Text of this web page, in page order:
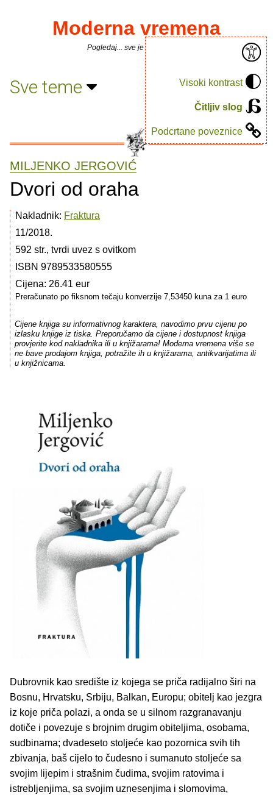
Visoki kontrast
Čitljiv slog
Podcrtane poveznice
Moderna vremena
Pogledaj... sve je puno knjiga.
Sve teme
MILJENKO JERGOVIĆ
Dvori od oraha
Nakladnik: Fraktura
11/2018.
592 str., tvrdi uvez s ovitkom
ISBN 9789533580555
Cijena: 26.41 eur
Preračunato po fiksnom tečaju konverzije 7,53450 kuna za 1 euro
Cijene knjiga su informativnog karaktera, navodimo prvu cijenu po
izlasku knjige iz tiska. Preporučamo da cijene i dostupnost knjiga
provjerite kod nakladnika ili u knjižarama! Moderna vremena više se
ne bave prodajom knjiga, potražite ih u knjižarama, antikvarijatima ili
u knjižnicama.
Dubrovnik kao središte iz kojega se priča radijalno širi na
Bosnu, Hrvatsku, Srbiju, Balkan, Europu; obitelj kao jezgra
iz koje priča polazi, a onda se u silnom razgranavanju
dotiče i povezuje s brojnim drugim obiteljima, osobama,
sudbinama; dvadeseto stoljeće kao pozornica svih tih
zbivanja, baš cijelo to čudesno i sumanuto stoljeće sa
svojim lijepim i strašnim čudima, svojim ratovima i
istrebljenjima, sa svojim uznesenjima i slomovima,